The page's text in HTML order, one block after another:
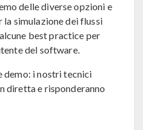
delle diverse opzioni e
simulazione dei flussi
best practice per
del software.
demo: i nostri tecnici
diretta e risponderanno